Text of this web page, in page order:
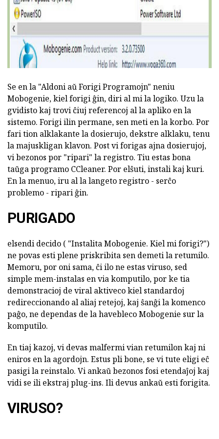
Se en la "Aldoni aŭ Forigi Programojn" neniu
Mobogenie, kiel forigi ĝin, diri al mi la logiko. Uzu la
gvidisto kaj trovi ĉiuj referencoj al la apliko en la
sistemo. Forigi ilin permane, sen meti en la korbo. Por
fari tion alklakante la dosierujo, dekstre alklaku, tenu
la majuskligan klavon. Post vi forigas ajna dosierujoj,
vi bezonos por "ripari" la registro. Tiu estas bona
taŭga programo CCleaner. Por elŝuti, instali kaj kuri.
En la menuo, iru al la langeto registro - serĉo
problemo - ripari ĝin.
PURIGADO
elsendi decido ( "Instalita Mobogenie. Kiel mi forigi?")
ne povas esti plene priskribita sen demeti la retumilo.
Memoru, por oni sama, ĉi ilo ne estas viruso, sed
simple mem-instalas en via komputilo, por ke tia
demonstracioj de viral aktiveco kiel standardoj
redireccionando al aliaj retejoj, kaj ŝanĝi la komenco
paĝo, ne dependas de la havebleco Mobogenie sur la
komputilo.
En tiaj kazoj, vi devas malfermi vian retumilon kaj ni
eniros en la agordojn. Estus pli bone, se vi tute eligi eĉ
pasigi la reinstalo. Vi ankaŭ bezonos fosi etendaĵoj kaj
vidi se ili ekstraj plug-ins. Ili devus ankaŭ esti forigita.
VIRUSO?